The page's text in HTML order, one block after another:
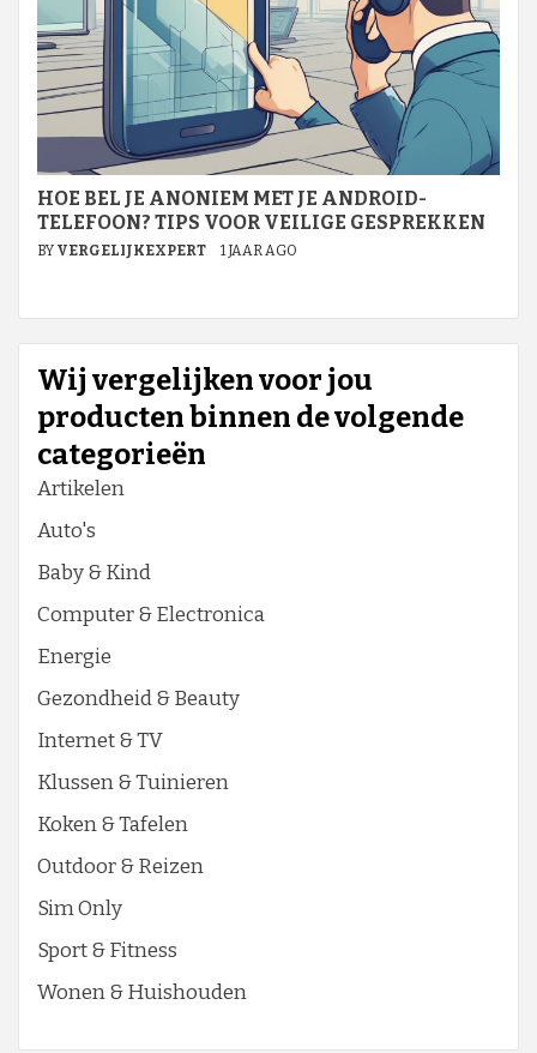
HOE BEL JE ANONIEM MET JE ANDROID-
TELEFOON? TIPS VOOR VEILIGE GESPREKKEN
BY VERGELIJKEXPERT 1 JAAR AGO
Wij vergelijken voor jou
producten binnen de volgende
categorieën
Artikelen
Auto's
Baby & Kind
Computer & Electronica
Energie
Gezondheid & Beauty
Internet & TV
Klussen & Tuinieren
Koken & Tafelen
Outdoor & Reizen
Sim Only
Sport & Fitness
Wonen & Huishouden